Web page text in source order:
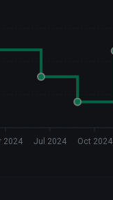
2024 Jul 2024 Oct 2024